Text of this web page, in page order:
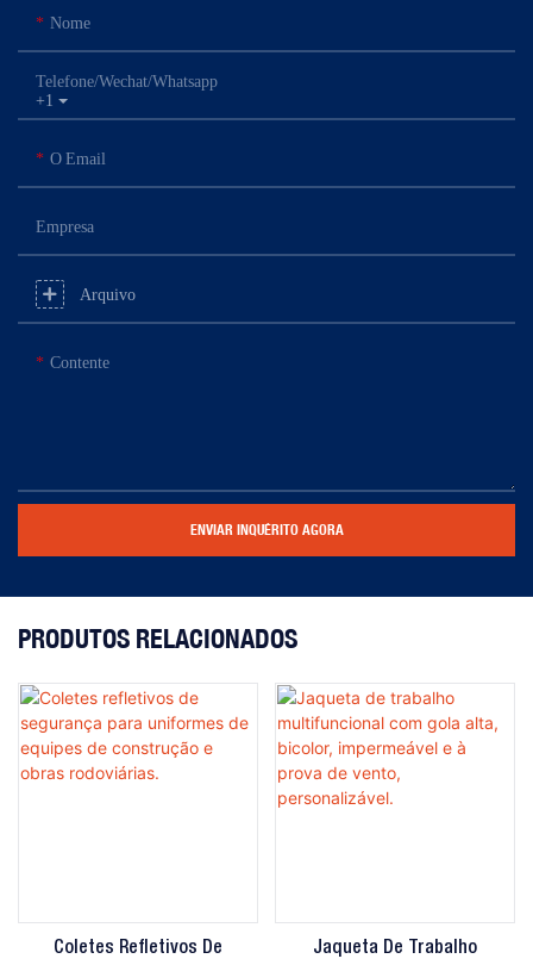
Nome
+1
Telefone/Wechat/Whatsapp
O Email
Empresa
Arquivo
Contente
ENVIAR INQUÉRITO AGORA
PRODUTOS RELACIONADOS
Coletes Refletivos De Jaqueta De Trabalho